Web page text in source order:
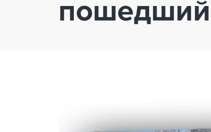
пошедший